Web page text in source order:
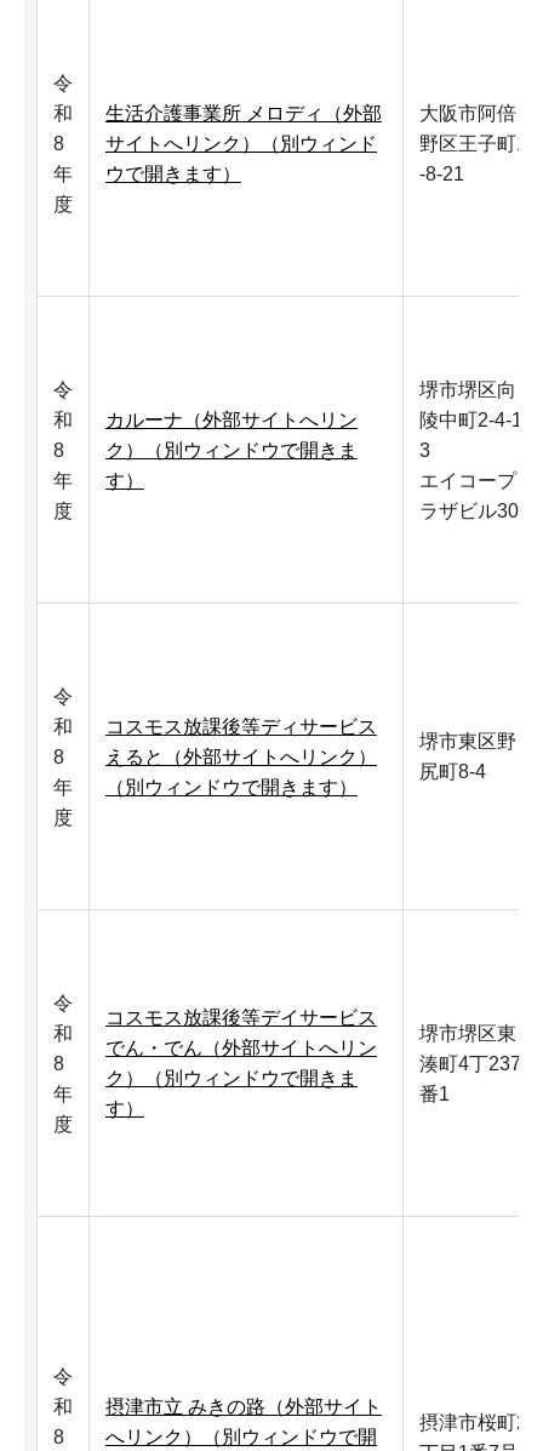
令
和
8
年
度
生活介護事業所 メロディ（外部
サイトへリンク）（別ウィンド
ウで開きます）
大阪市阿倍
野区王子町1
-8-21
令
和
8
年
度
カルーナ（外部サイトへリン
ク）（別ウィンドウで開きま
す）
堺市堺区向
陵中町2-4-1
3
エイコープ
ラザビル305
令
和
8
年
度
コスモス放課後等ディサービス
えると（外部サイトへリンク）
（別ウィンドウで開きます）
堺市東区野
尻町8-4
令
和
8
年
度
コスモス放課後等デイサービス
でん・でん（外部サイトへリン
ク）（別ウィンドウで開きま
す）
堺市堺区東
湊町4丁237
番1
令
和
8
摂津市立 みきの路（外部サイト
へリンク）（別ウィンドウで開
摂津市桜町2